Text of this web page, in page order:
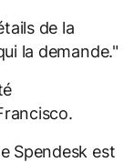
de la
la demande."
Spendesk est